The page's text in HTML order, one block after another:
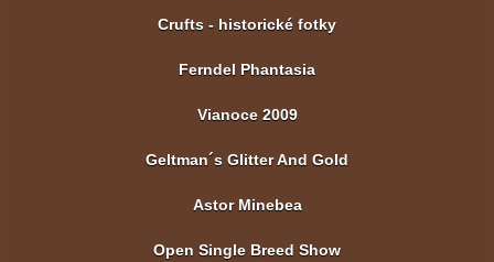
Crufts - historické fotky
Ferndel Phantasia
Vianoce 2009
Geltman´s Glitter And Gold
Astor Minebea
Open Single Breed Show